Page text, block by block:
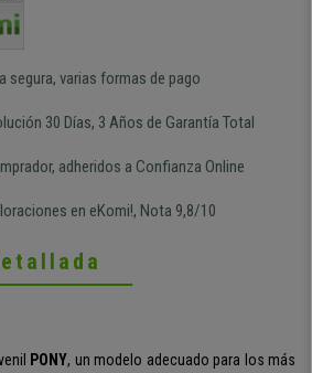
segura, varias formas de pago
30 Días, 3 Años de Garantía Total
adheridos a Confianza Online
en eKomi!, Nota 9,8/10
PONY, un modelo adecuado para los más